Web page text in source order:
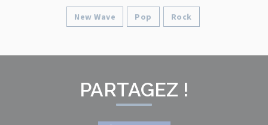
New Wave Pop Rock
PARTAGEZ !